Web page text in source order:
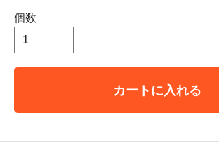
個数
カートに入れる